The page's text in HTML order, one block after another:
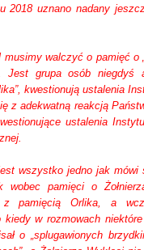
2018 uznano nadany
walczyć o pamięć o
grupa osób niegdyś
kwestionują ustalenia
z adekwatną reakcją
ustalenia
wszystko jedno jak
pamięci o
pamięcią Orlika, a
w rozmowach niektóre
o „splugawionych